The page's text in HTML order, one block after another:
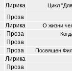
Лирика
Цикл
Проза
Лирика
О жизни
Проза
Проза
Проза
Посвящен
Лирика
Проза